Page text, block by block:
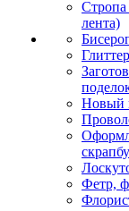
Стропа
лента)
Глиттер
Новый
Фетр,